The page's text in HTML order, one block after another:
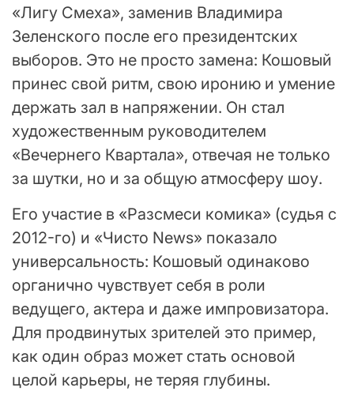
«Лигу Смеха», заменив Владимира
Зеленского после его президентских
выборов. Это не просто замена: Кошовый
принес свой ритм, свою иронию и умение
держать зал в напряжении. Он стал
художественным руководителем
«Вечернего Квартала», отвечая не только
за шутки, но и за общую атмосферу шоу.
Его участие в «Разсмеси комика» (судья с
2012-го) и «Чисто News» показало
универсальность: Кошовый одинаково
органично чувствует себя в роли
ведущего, актера и даже импровизатора.
Для продвинутых зрителей это пример,
как один образ может стать основой
целой карьеры, не теряя глубины.